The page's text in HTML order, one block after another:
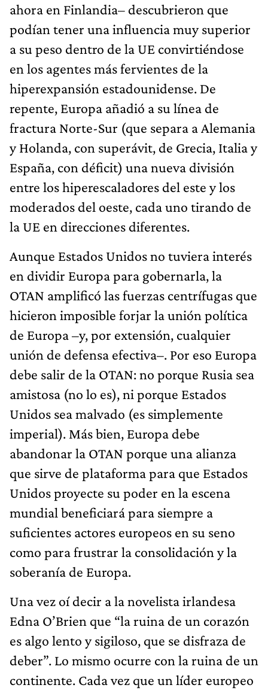
ahora en Finlandia– descubrieron que
podían tener una influencia muy superior
a su peso dentro de la UE convirtiéndose
en los agentes más fervientes de la
hiperexpansión estadounidense. De
repente, Europa añadió a su línea de
fractura Norte-Sur (que separa a Alemania
y Holanda, con superávit, de Grecia, Italia y
España, con déficit) una nueva división
entre los hiperescaladores del este y los
moderados del oeste, cada uno tirando de
la UE en direcciones diferentes.
Aunque Estados Unidos no tuviera interés
en dividir Europa para gobernarla, la
OTAN amplificó las fuerzas centrífugas que
hicieron imposible forjar la unión política
de Europa –y, por extensión, cualquier
unión de defensa efectiva–. Por eso Europa
debe salir de la OTAN: no porque Rusia sea
amistosa (no lo es), ni porque Estados
Unidos sea malvado (es simplemente
imperial). Más bien, Europa debe
abandonar la OTAN porque una alianza
que sirve de plataforma para que Estados
Unidos proyecte su poder en la escena
mundial beneficiará para siempre a
suficientes actores europeos en su seno
como para frustrar la consolidación y la
soberanía de Europa.
Una vez oí decir a la novelista irlandesa
Edna O’Brien que “la ruina de un corazón
es algo lento y sigiloso, que se disfraza de
deber”. Lo mismo ocurre con la ruina de un
continente. Cada vez que un líder europeo